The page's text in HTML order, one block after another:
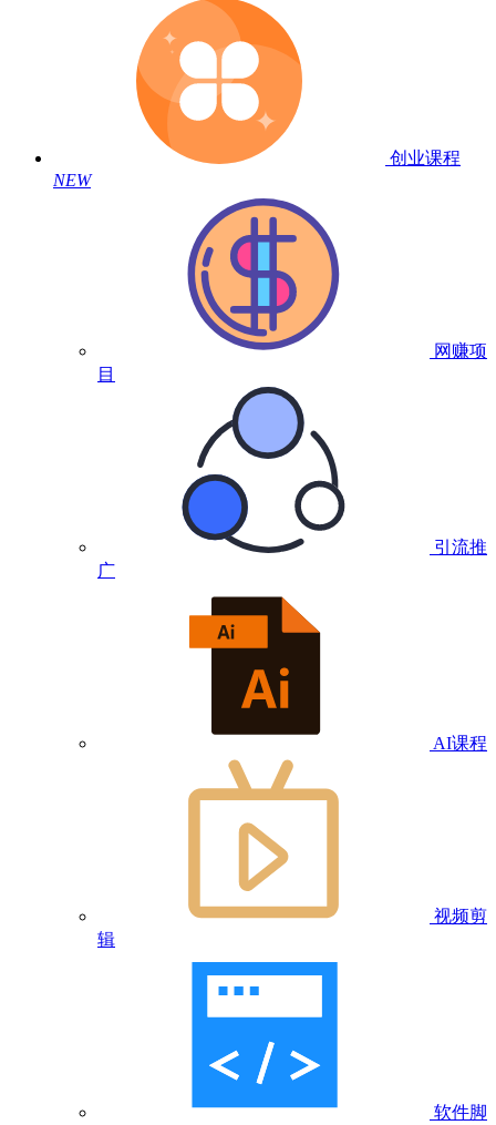
创业课程
NEW
网赚项
目
引流推
广
AI课程
视频剪
辑
软件脚